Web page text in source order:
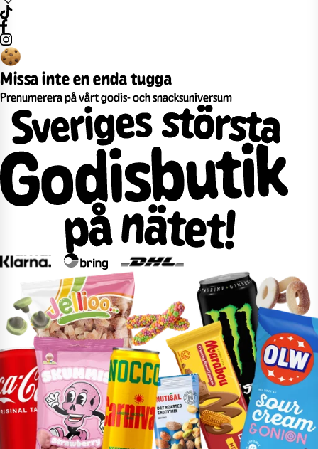
Missa inte en enda tugga
Prenumerera på vårt godis- och snacksuniversum